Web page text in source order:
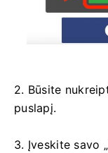
2. Būsite
puslapį.
3. Įveskite savo